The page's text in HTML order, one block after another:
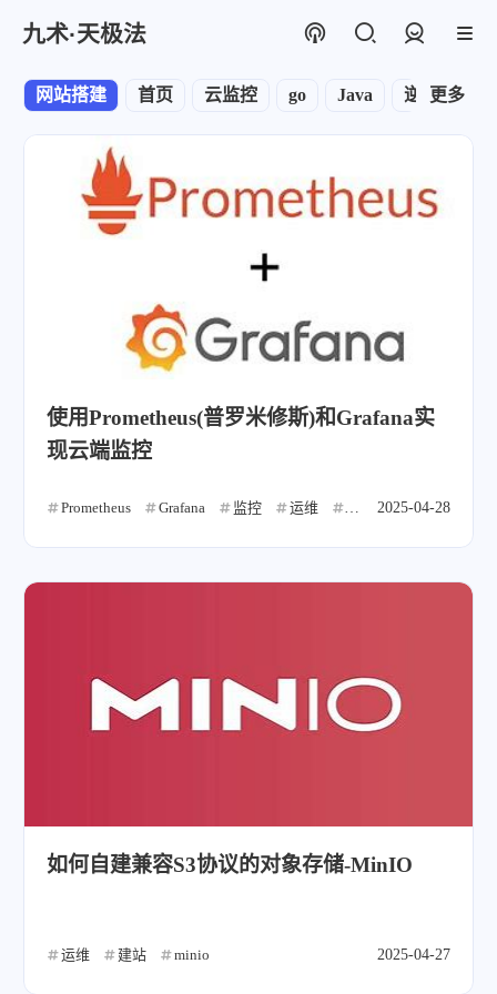
九术·天极法
首页 云监控 go
网站搭建 Java 逆向更多
使用Prometheus(普罗米修斯)和Grafana实
现云端监控
Prometheus Grafana 监控 运维 建站 2025-04-28
如何自建兼容S3协议的对象存储-MinIO
运维 建站 minio 2025-04-27